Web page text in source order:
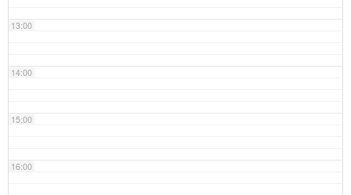
13:00
14:00
15:00
16:00